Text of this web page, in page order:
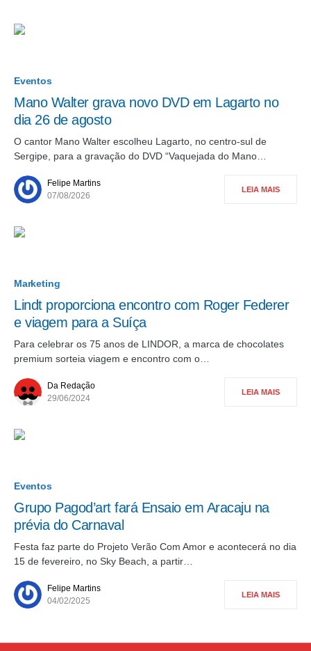
Eventos
Mano Walter grava novo DVD em Lagarto no
dia 26 de agosto
O cantor Mano Walter escolheu Lagarto, no centro-sul de
Sergipe, para a gravação do DVD “Vaquejada do Mano…
Felipe Martins
07/08/2026
LEIA MAIS
Marketing
Lindt proporciona encontro com Roger Federer
e viagem para a Suíça
Para celebrar os 75 anos de LINDOR, a marca de chocolates
premium sorteia viagem e encontro com o…
Da Redação
29/06/2024
LEIA MAIS
Eventos
Grupo Pagod’art fará Ensaio em Aracaju na
prévia do Carnaval
Festa faz parte do Projeto Verão Com Amor e acontecerá no dia
15 de fevereiro, no Sky Beach, a partir…
Felipe Martins
04/02/2025
LEIA MAIS